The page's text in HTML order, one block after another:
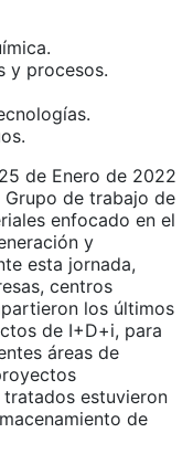
y procesos.
de Enero de 2022
de trabajo de
enfocado en el
y
esta jornada,
centros
los últimos
de I+D+i, para
áreas de
estuvieron
de